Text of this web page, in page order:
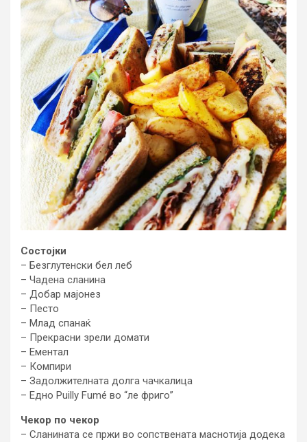
Состојки
– Безглутенски бел леб
– Чадена сланина
– Добар мајонез
– Песто
– Млад спанаќ
– Прекрасни зрели домати
– Ементал
– Компири
– Задолжителната долга чачкалица
– Едно Puilly Fumé во “ле фриго”
Чекор по чекор
– Сланината се пржи во сопствената маснотија додека